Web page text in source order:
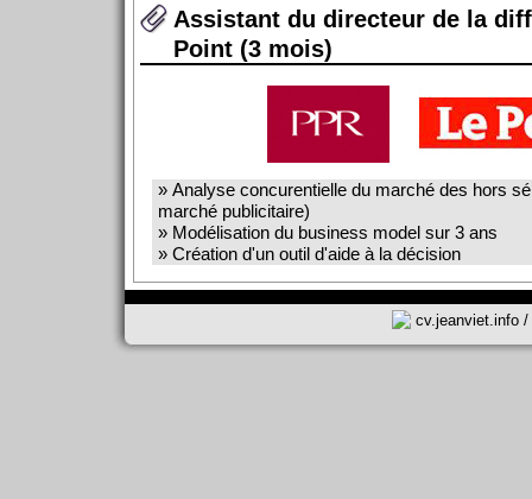
Assistant du directeur de la
Point (3 mois)
» Analyse concurentielle du marché des hors
marché publicitaire)
» Modélisation du business model sur 3 ans
» Création d'un outil d'aide à la décision
cv.jeanviet.info/